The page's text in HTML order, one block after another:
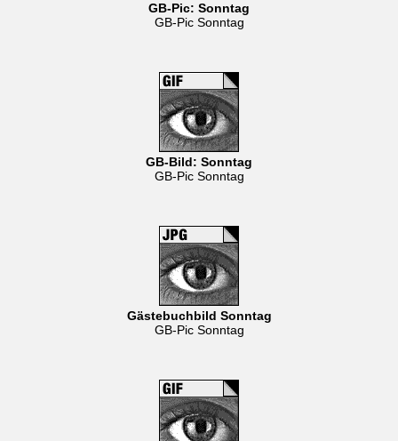
GB-Pic: Sonntag
GB-Pic Sonntag
GB-Bild: Sonntag
GB-Pic Sonntag
Gästebuchbild Sonntag
GB-Pic Sonntag